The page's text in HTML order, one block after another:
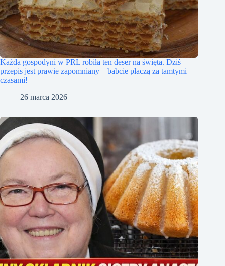
Każda gospodyni w PRL robiła ten deser na święta. Dziś
przepis jest prawie zapomniany – babcie płaczą za tamtymi
czasami!
26 marca 2026